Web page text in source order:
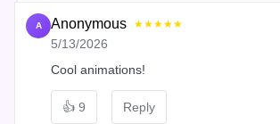
A Anonymous ★★★★★
5/13/2026
Cool animations!
👍 9 Reply